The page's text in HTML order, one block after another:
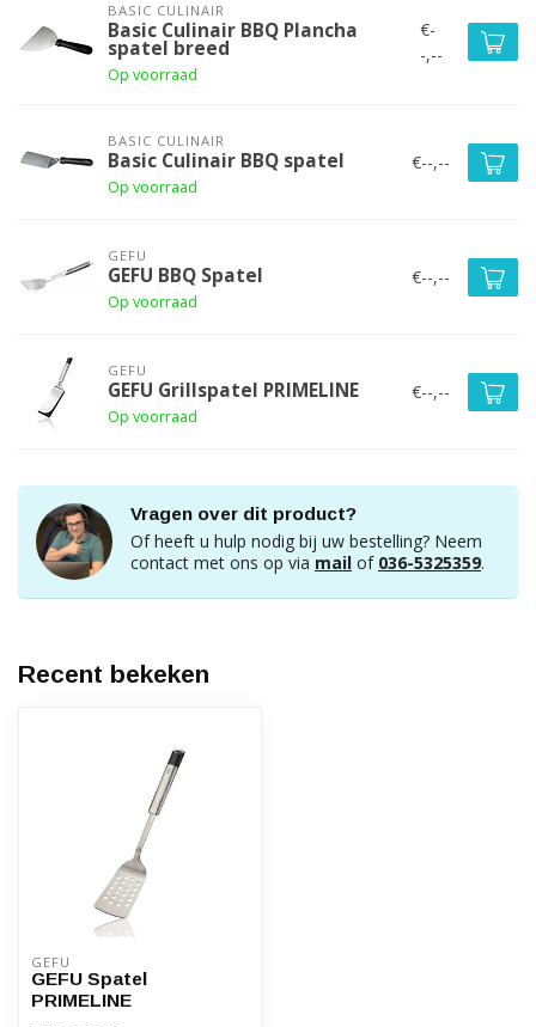
BASIC CULINAIR
Basic Culinair BBQ Plancha
spatel breed
Op voorraad
€-
-,--
BASIC CULINAIR
Basic Culinair BBQ spatel
Op voorraad
€--,--
GEFU
GEFU BBQ Spatel
Op voorraad
€--,--
GEFU
GEFU Grillspatel PRIMELINE
Op voorraad
€--,--
Vragen over dit product?
Of heeft u hulp nodig bij uw bestelling? Neem
contact met ons op via mail of 036-5325359.
Recent bekeken
GEFU
GEFU Spatel
PRIMELINE